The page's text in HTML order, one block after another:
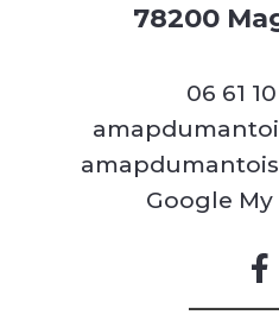
78200
06 61
Google